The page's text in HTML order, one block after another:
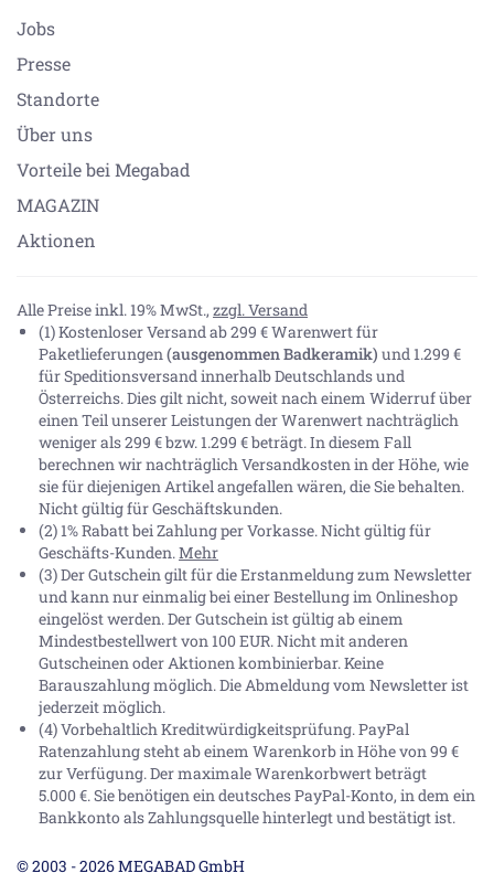
Jobs
Presse
Standorte
Über uns
Vorteile bei Megabad
MAGAZIN
Aktionen
Alle Preise inkl. 19% MwSt., zzgl. Versand
(1) Kostenloser Versand ab 299 € Warenwert für
Paketlieferungen(ausgenommen Badkeramik) und 1.299 €
für Speditionsversand innerhalb Deutschlands und
Österreichs. Dies gilt nicht, soweit nach einem Widerruf über
einen Teil unserer Leistungen der Warenwert nachträglich
weniger als 299 € bzw. 1.299 € beträgt. In diesem Fall
berechnen wir nachträglich Versandkosten in der Höhe, wie
sie für diejenigen Artikel angefallen wären, die Sie behalten.
Nicht gültig für Geschäftskunden.
(2) 1% Rabatt bei Zahlung per Vorkasse. Nicht gültig für
Geschäfts-Kunden.Mehr
(3) Der Gutschein gilt für die Erstanmeldung zum Newsletter
und kann nur einmalig bei einer Bestellung im Onlineshop
eingelöst werden. Der Gutschein ist gültig ab einem
Mindestbestellwert von 100 EUR. Nicht mit anderen
Gutscheinen oder Aktionen kombinierbar. Keine
Barauszahlung möglich. Die Abmeldung vom Newsletter ist
jederzeit möglich.
(4) Vorbehaltlich Kreditwürdigkeitsprüfung. PayPal
Ratenzahlung steht ab einem Warenkorb in Höhe von99 €
zur Verfügung. Der maximale Warenkorbwert beträgt
5.000 €. Sie benötigen ein deutsches PayPal-Konto, in dem ein
Bankkonto als Zahlungsquelle hinterlegt und bestätigt ist.
© 2003 - 2026 MEGABAD GmbH